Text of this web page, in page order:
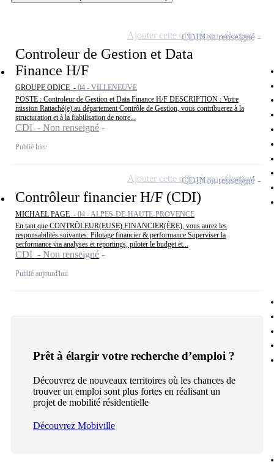
Controleur de Gestion et Data
Finance H/F
GROUPE ODICE - 04 - VILLENEUVE
POSTE : Controleur de Gestion et Data Finance H/F DESCRIPTION : Votre
mission Rattaché(e) au département Contrôle de Gestion, vous contribuerez à la
structuration et à la fiabilisation de notre...
CDI - Non renseigné
Publié hier
CDINon renseigné
Ajouter cette offre à ma sélection
Contrôleur financier H/F (CDI)
MICHAEL PAGE - 04 - ALPES-DE-HAUTE-PROVENCE
En tant que CONTRÔLEUR(EUSE) FINANCIER(ÈRE), vous aurez les
responsabilités suivantes: Pilotage financier & performance Superviser la
performance via analyses et reportings, piloter le budget et...
CDI - Non renseigné
Publié aujourd'hui
CDINon renseigné
Ajouter cette offre à ma sélection
Prêt à élargir votre recherche d’emploi ?
Découvrez de nouveaux territoires où les chances de
trouver un emploi sont plus fortes en réalisant un
projet de mobilité résidentielle
Découvrez Mobiville